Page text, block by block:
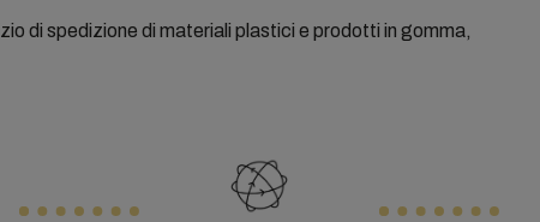
di spedizione di materiali plastici e prodotti in gomma,